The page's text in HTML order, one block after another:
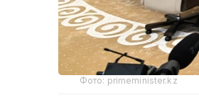
Фото: primeminister.kz